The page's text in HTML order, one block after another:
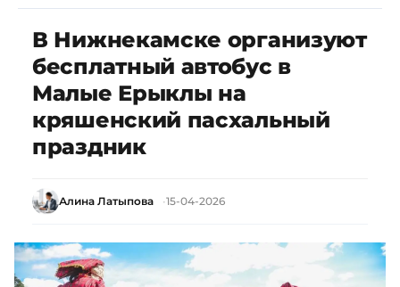
В Нижнекамске организуют
бесплатный автобус в
Малые Ерыклы на
кряшенский пасхальный
праздник
Алина Латыпова 15-04-2026